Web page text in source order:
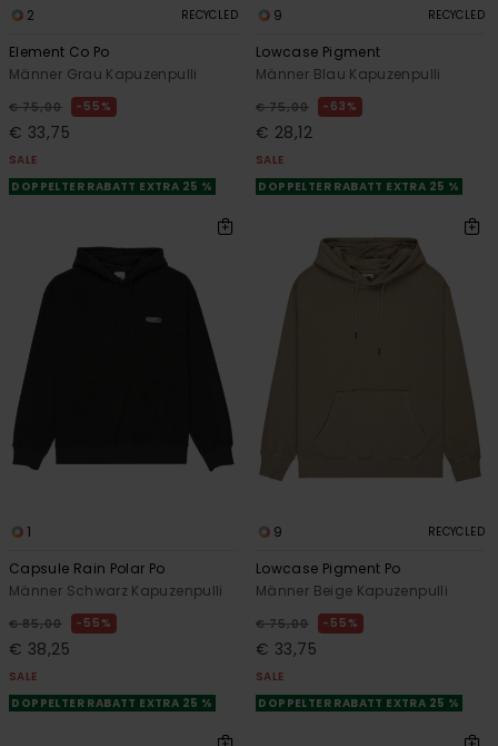
2 RECYCLED
Element Co Po
Männer Grau Kapuzenpulli
€ 75,00 55%
€ 33,75
SALE
DOPPELTER RABATT EXTRA 25 %
9 RECYCLED
Lowcase Pigment
Männer Blau Kapuzenpulli
€ 75,00 63%
€ 28,12
SALE
DOPPELTER RABATT EXTRA 25 %
1
Capsule Rain Polar Po
Männer Schwarz Kapuzenpulli
€ 85,00 55%
€ 38,25
SALE
DOPPELTER RABATT EXTRA 25 %
9 RECYCLED
Lowcase Pigment Po
Männer Beige Kapuzenpulli
€ 75,00 55%
€ 33,75
SALE
DOPPELTER RABATT EXTRA 25 %